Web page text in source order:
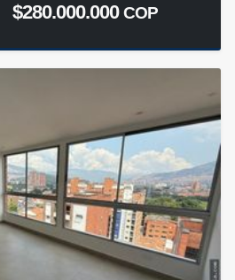
$280.000.000COP